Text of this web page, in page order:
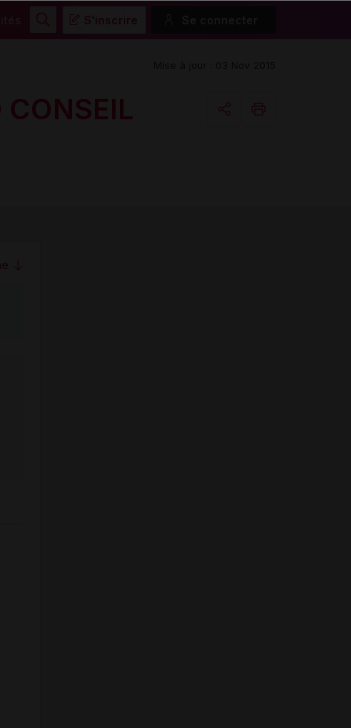
S'inscrire
CONSEIL